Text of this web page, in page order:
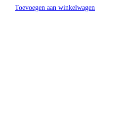
Toevoegen aan winkelwagen